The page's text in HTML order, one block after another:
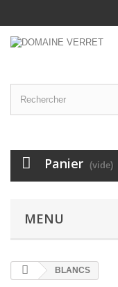
Panier (vide)
MENU
BLANCS